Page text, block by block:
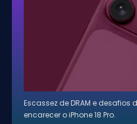
Escassez de DRAM e desafios
encarecer o iPhone 18 Pro.